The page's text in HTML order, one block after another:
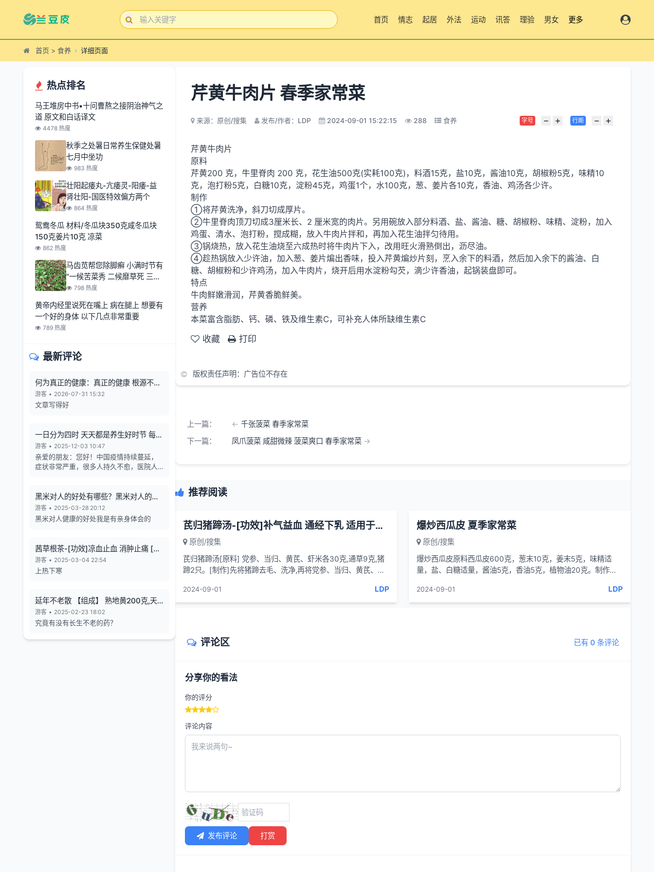
首页 情志 起居 外法 运动 讯答 理验 男女 更多
首页 > 食养 详细页面
热点排名
马王堆房中书▪十问曹熬之接阴治神气之
道 原文和白话译文
4478 热度
秋季之处暑日常养生保健处暑
七月中坐功
983 热度
壮阳起痿丸-亢痿灵-阳痿-益
肾壮阳-国医特效偏方两个
864 热度
鸳鸯冬瓜 材料/冬瓜块350克咸冬瓜块
150克姜片10克 凉菜
862 热度
马齿苋帮您除脚癣 小满时节有
“一候苦菜秀 二候靡草死 三候
麦秋至
798 热度
黄帝内经里说死在嘴上 病在腿上 想要有
一个好的身体 以下几点非常重要
789 热度
最新评论
何为真正的健康：真正的健康 根源不在
向外寻觅
游客 • 2026-07-31 15:32
文章写得好
一日分为四时 天天都是养生好时节 每一
天的养生也有4个最关键的时段
游客 • 2025-12-03 10:47
亲爱的朋友：您好！中国疫情持续蔓延，
症状非常严重，很多人持久不愈，医院人
气异象频发。古今中外的预言也说了这几
年人类有大灾难，如刘伯温在预言中说 "贫
者一万留一千，富者一万留二三”,“贫富若
不回心转，看看死期到眼前”, 预言中也告诉
躲过末劫中的劫难，有个美好的未来，请
您务必打开下方网址认真了解，内有躲避
瘟疫保平安的方法。网址1：
bitly.net/55dd55 网址2：
黑米对人的好处有哪些？黑米对人的长
寿有帮助
游客 • 2025-03-28 20:12
黑米对人健康的好处我是有亲身体会的
茜草根茶-[功效]凉血止血 消肿止痛 [治
疗] 小儿流行性腮腺炎-一味妙方
游客 • 2025-03-04 22:54
上热下寒
延年不老散 【组成】 熟地黄200克,天
冬180克 五味子60 克
游客 • 2025-02-23 18:02
究竟有没有长生不老的药？
芹黄牛肉片 春季家常菜
来源：原创/搜集 发布/作者：LDP 2024-09-01 15:22:15 288 食养 字号 − + 行距 − +
芹黄牛肉片
原料
芹黄200 克，牛里脊肉 200 克，花生油500克(实耗100克)，料酒15克，盐10克，酱油10克，胡椒粉5克，味精10
克，泡打粉5克，白糖10克，淀粉45克，鸡蛋1个，水100克，葱、姜片各10克，香油、鸡汤各少许。
制作
①将芹黄洗净，斜刀切成厚片。
②牛里脊肉顶刀切成3厘米长、2 厘米宽的肉片。另用碗放入部分料酒、盐、酱油、糖、胡椒粉、味精、淀粉，加入
鸡蛋、清水、泡打粉，搅成糊，放入牛肉片拌和，再加入花生油拌匀待用。
③锅烧热，放入花生油烧至六成热时将牛肉片下入，改用旺火滑熟倒出，沥尽油。
④趁热锅放入少许油，加入葱、姜片煸出香味，投入芹黄煸炒片刻，烹入余下的料酒，然后加入余下的酱油、白
糖、胡椒粉和少许鸡汤，加入牛肉片，烧开后用水淀粉勾芡，滴少许香油，起锅装盘即可。
特点
牛肉鲜嫩滑润，芹黄香脆鲜美。
营养
本菜富含脂肪、钙、磷、铁及维生素C，可补充人体所缺维生素C
收藏 打印
版权责任声明：广告位不存在
上一篇：
千张菠菜 春季家常菜
下一篇：
凤爪菠菜 咸甜微辣 菠菜爽口 春季家常菜
推荐阅读
芪归猪蹄汤-[功效]补气益血 通经下乳 适用于产后气血亏损 乳汁不行
原创/搜集
芪归猪蹄汤[原料] 党参、当归、黄芪、虾米各30克,通草9克,猪
蹄2只。[制作]先将猪蹄去毛、洗净,再将党参、当归、黄芪、通
2024-09-01 LDP
爆炒西瓜皮 夏季家常菜
原创/搜集
爆炒西瓜皮原料西瓜皮600克，葱末10克，姜末5克，味精适
量，盐、白糖适量，酱油5克，香油5克，植物油20克。制作①
2024-09-01 LDP
评论区 已有 0 条评论
分享你的看法
你的评分
评论内容
发布评论 打赏